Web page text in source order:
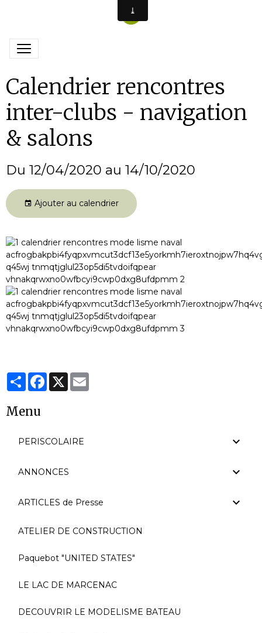
Calendrier rencontres
inter-clubs - navigation
& salons
Du 12/04/2020 au 14/10/2020
Ajouter au calendrier
PartagerFacebook
X
Menu
PERISCOLAIRE
ANNONCES
ARTICLES de Presse
ATELIER DE CONSTRUCTION
Paquebot "UNITED STATES"
LE LAC DE MARCENAC
DECOUVRIR LE MODELISME BATEAU